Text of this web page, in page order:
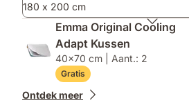
180 x 200 cm
Emma Original Cooling
Adapt Kussen
40x70 cm | Aant.: 2
Gratis
Ontdek meer